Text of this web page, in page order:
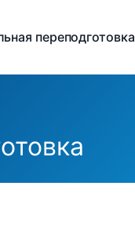
переподготовка